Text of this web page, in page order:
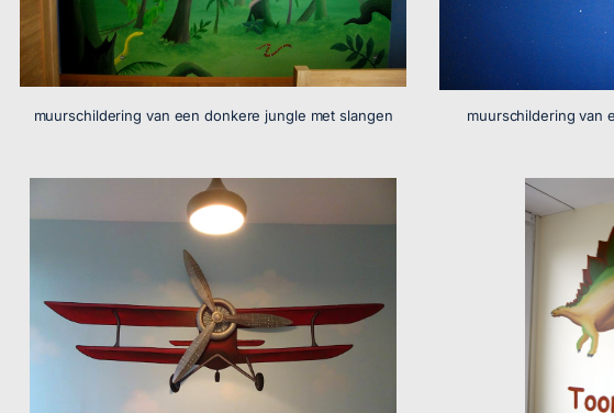
muurschildering van een donkere jungle met slangen muurschildering van